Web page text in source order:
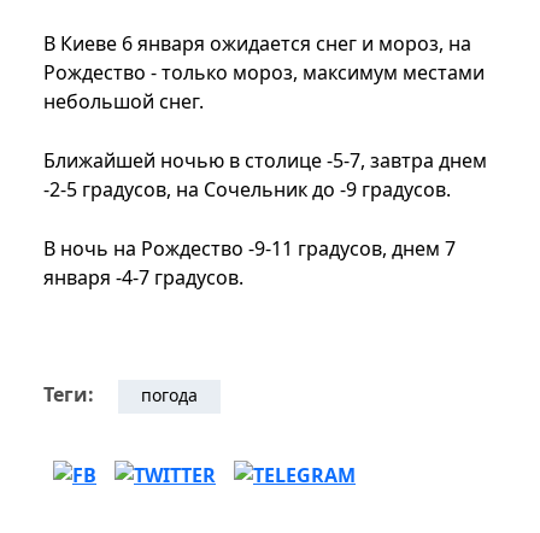
В Киеве 6 января ожидается снег и мороз, на
Рождество - только мороз, максимум местами
небольшой снег.
Ближайшей ночью в столице -5-7, завтра днем
-2-5 градусов, на Сочельник до -9 градусов.
В ночь на Рождество -9-11 градусов, днем 7
января -4-7 градусов.
Теги: погода